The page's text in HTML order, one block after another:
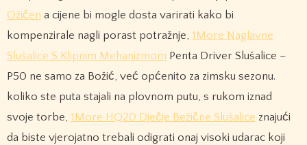
Ožičen a cijene bi mogle dosta varirati kako bi
kompenzirale nagli porast potražnje, 1More Naglavne
Slušalice S Klipnim Mehanizmom Penta Driver Slušalice –
P50 ne samo za Božić, već općenito za zimsku sezonu.
koliko ste puta stajali na plovnom putu, s rukom iznad
svoje torbe, 1More HQ20 Dječje Bežične Slušalice znajući
da biste vjerojatno trebali odigrati onaj visoki udarac koji